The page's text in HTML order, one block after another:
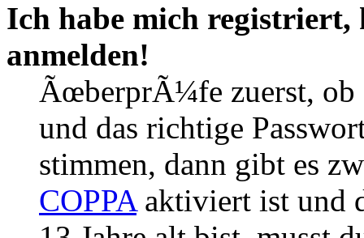
Ich habe mich
anmelden!
ÃœberprÃ¼fe zuerst, ob
und das richtige
stimmen, dann gibt es
COPPAaktiviert ist und